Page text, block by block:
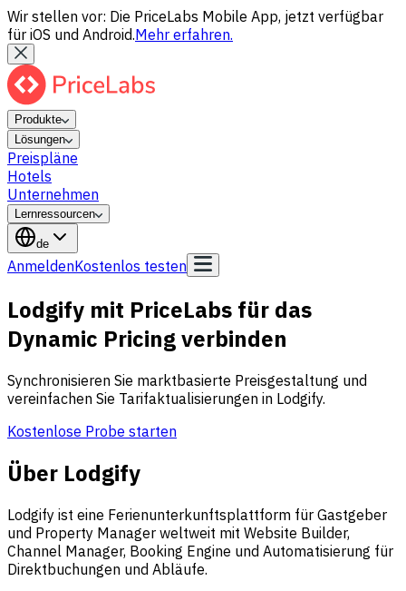
Wir stellen vor: Die PriceLabs Mobile App, jetzt verfügbar
für iOS und Android.Mehr erfahren.
Produkte
Lösungen
Preispläne
Hotels
Unternehmen
Lernressourcen
de
AnmeldenKostenlos testen
Lodgify mit PriceLabs für das
Dynamic Pricing verbinden
Synchronisieren Sie marktbasierte Preisgestaltung und
vereinfachen Sie Tarifaktualisierungen in Lodgify.
Kostenlose Probe starten
Über Lodgify
Lodgify ist eine Ferienunterkunftsplattform für Gastgeber
und Property Manager weltweit mit Website Builder,
Channel Manager, Booking Engine und Automatisierung für
Direktbuchungen und Abläufe.